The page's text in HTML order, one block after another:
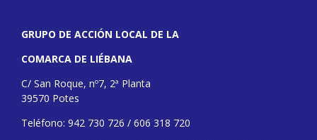
GRUPO DE ACCIÓN LOCAL DE LA
COMARCA DE LIÉBANA
C/ San Roque, nº7, 2ª Planta
39570 Potes
Teléfono: 942 730 726 / 606 318 720